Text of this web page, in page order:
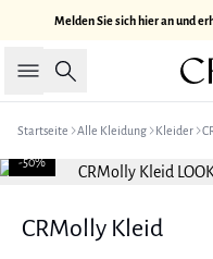
Melden Sie sich hier an und
Suche
Startseite Alle Kleidung Kleider
-50%
CRMolly Kleid